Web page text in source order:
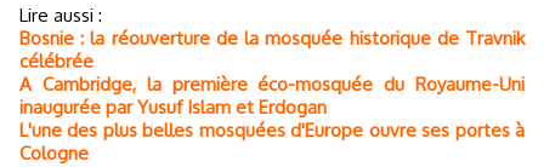
Lire aussi :
Bosnie : la réouverture de la mosquée historique de Travnik
célébrée
A Cambridge, la première éco-mosquée du Royaume-Uni
inaugurée par Yusuf Islam et Erdogan
L'une des plus belles mosquées d'Europe ouvre ses portes à
Cologne